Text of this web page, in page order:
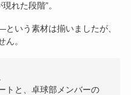
れた段階”。
いう素材は揃いましたが、
ん。
トと、卓球部メンバーの